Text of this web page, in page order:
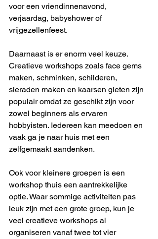
voor een vriendinnenavond,
verjaardag, babyshower of
vrijgezellenfeest.
Daarnaast is er enorm veel keuze.
Creatieve workshops zoals face gems
maken, schminken, schilderen,
sieraden maken en kaarsen gieten zijn
populair omdat ze geschikt zijn voor
zowel beginners als ervaren
hobbyisten. Iedereen kan meedoen en
vaak ga je naar huis met een
zelfgemaakt aandenken.
Ook voor kleinere groepen is een
workshop thuis een aantrekkelijke
optie. Waar sommige activiteiten pas
leuk zijn met een grote groep, kun je
veel creatieve workshops al
organiseren vanaf twee tot vier